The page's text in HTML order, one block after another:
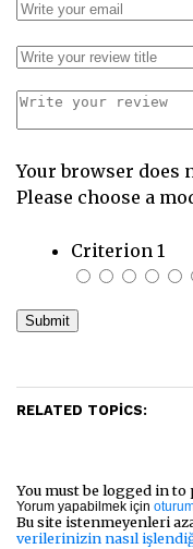
Your browser does
Please choose a
Criterion 1
RELATED TOPICS:
You must be logged in
Yorum yapabilmek için
Bu site istenmeyenleri
verilerinizin nasıl